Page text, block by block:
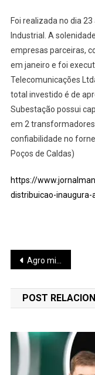
Foi realizada no dia
Industrial. A
empresas parceiras,
em janeiro e foi
Telecomunicações
total investido é de
Subestação possui
em 2
confiabilidade no
Poços de Caldas)
https://
distribuicao-
Navegação
de
Post
Agro mineiro supera mineração
POST